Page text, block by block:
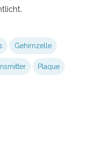
Gehirnzelle
Plaque